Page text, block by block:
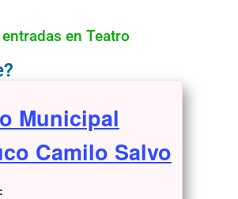
en Teatro
Municipal
Camilo Salvo